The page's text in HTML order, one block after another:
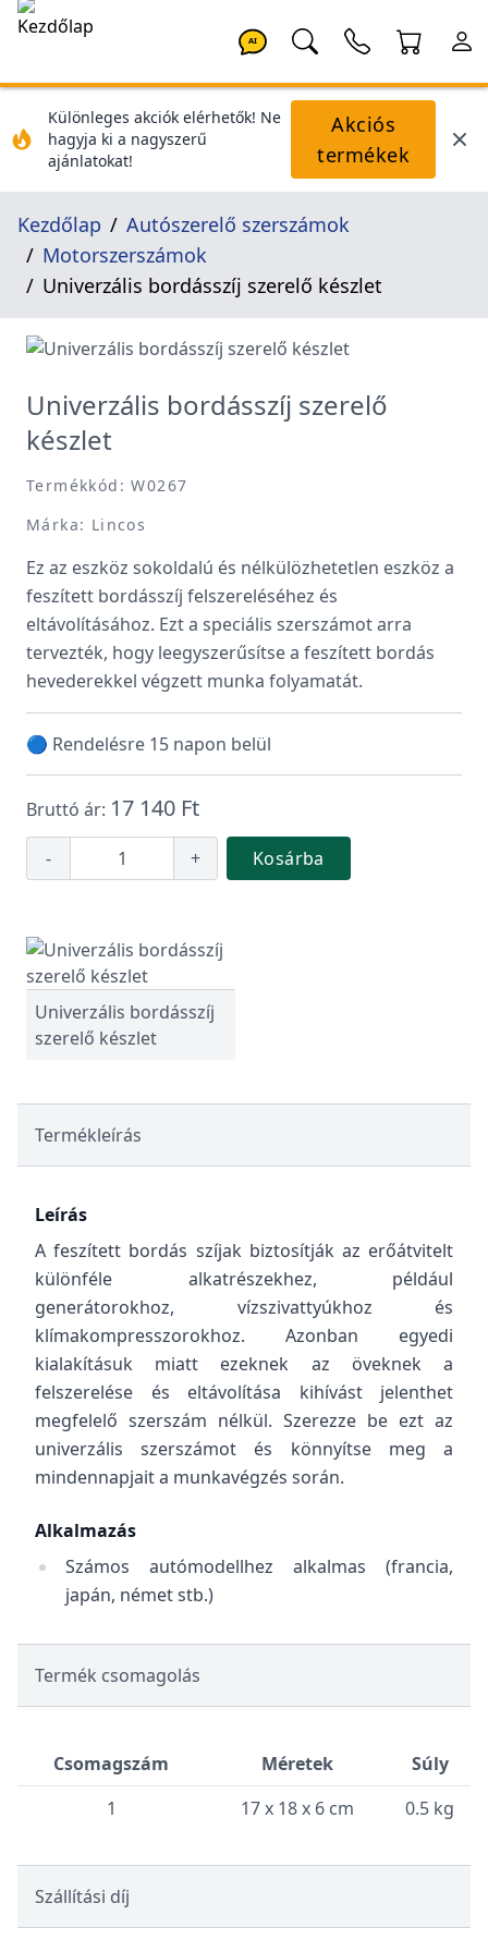
AI
Különleges akciók elérhetők! Ne
hagyja ki a nagyszerű
ajánlatokat!
Akciós
termékek
Kezdőlap
Autószerelő szerszámok
Motorszerszámok
Univerzális bordásszíj szerelő készlet
Univerzális bordásszíj szerelő
készlet
Termékkód: W0267
Márka: Lincos
Ez az eszköz sokoldalú és nélkülözhetetlen eszköz a
feszített bordásszíj felszereléséhez és
eltávolításához. Ezt a speciális szerszámot arra
tervezték, hogy leegyszerűsítse a feszített bordás
hevederekkel végzett munka folyamatát.
🔵 Rendelésre 15 napon belül
Bruttó ár: 17 140 Ft
- + Kosárba
Univerzális bordásszíj
szerelő készlet
Termékleírás
Leírás
A feszített bordás szíjak biztosítják az erőátvitelt
különféle alkatrészekhez, például
generátorokhoz, vízszivattyúkhoz és
klímakompresszorokhoz. Azonban egyedi
kialakításuk miatt ezeknek az öveknek a
felszerelése és eltávolítása kihívást jelenthet
megfelelő szerszám nélkül. Szerezze be ezt az
univerzális szerszámot és könnyítse meg a
mindennapjait a munkavégzés során.
Alkalmazás
Számos autómodellhez alkalmas (francia,
japán, német stb.)
Termék csomagolás
Csomagszám Méretek
Súly
1
17 x 18 x 6 cm 0.5 kg
Szállítási díj